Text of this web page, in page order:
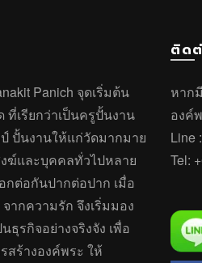
Panich จุดเริ่มต้น
ที่เรียกว่าเป็นครูปั้นงาน
ปั้นงานให้แก่วัดมากมาย
ฆ์และบุคคลทั่วไปหลาย
ต่อกันปากต่อปาก เมื่อ
ากความรัก จึงเริ่มมอง
ธุรกิจอย่างจริงจัง เพื่อ
สร้างองค์พระ ให้
ติดต่
หาก
องค์
Line :
Tel: